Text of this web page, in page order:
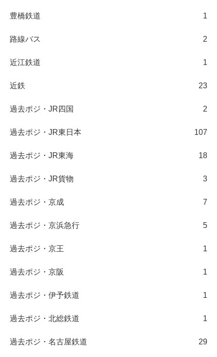
豊橋鉄道 1
路線バス 2
近江鉄道 1
近鉄 23
過去ポジ・JR四国 2
過去ポジ・JR東日本 107
過去ポジ・JR東海 18
過去ポジ・JR貨物 3
過去ポジ・京成 7
過去ポジ・京浜急行 5
過去ポジ・京王 1
過去ポジ・京阪 1
過去ポジ・伊予鉄道 1
過去ポジ・北総鉄道 1
過去ポジ・名古屋鉄道 29